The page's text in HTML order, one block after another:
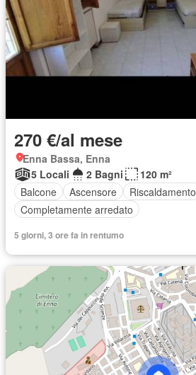
270 €/al mese
Enna Bassa, Enna
5 Locali
2 Bagni
120 m²
Balcone
Ascensore Riscaldamento
Completamente arredato
5 giorni, 3 ore fa in rentumo